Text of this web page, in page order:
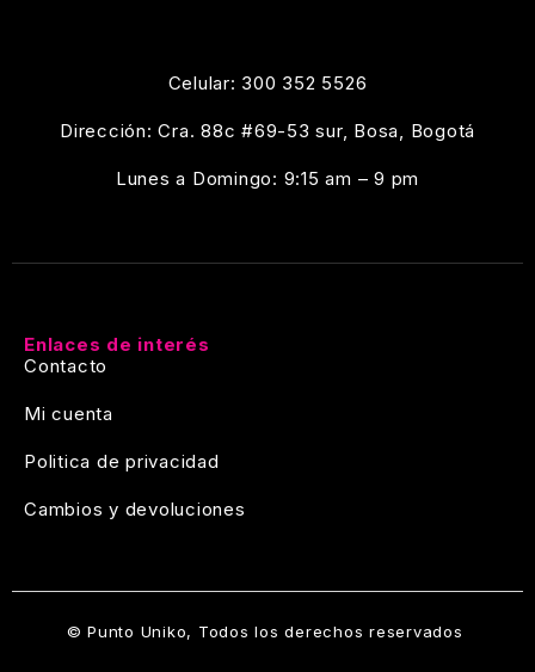
Celular: 300 352 5526
Dirección: Cra. 88c #69-53 sur, Bosa, Bogotá
Lunes a Domingo: 9:15 am – 9 pm
Enlaces de interés
Contacto
Mi cuenta
Politica de privacidad
Cambios y devoluciones
© Punto Uniko, Todos los derechos reservados